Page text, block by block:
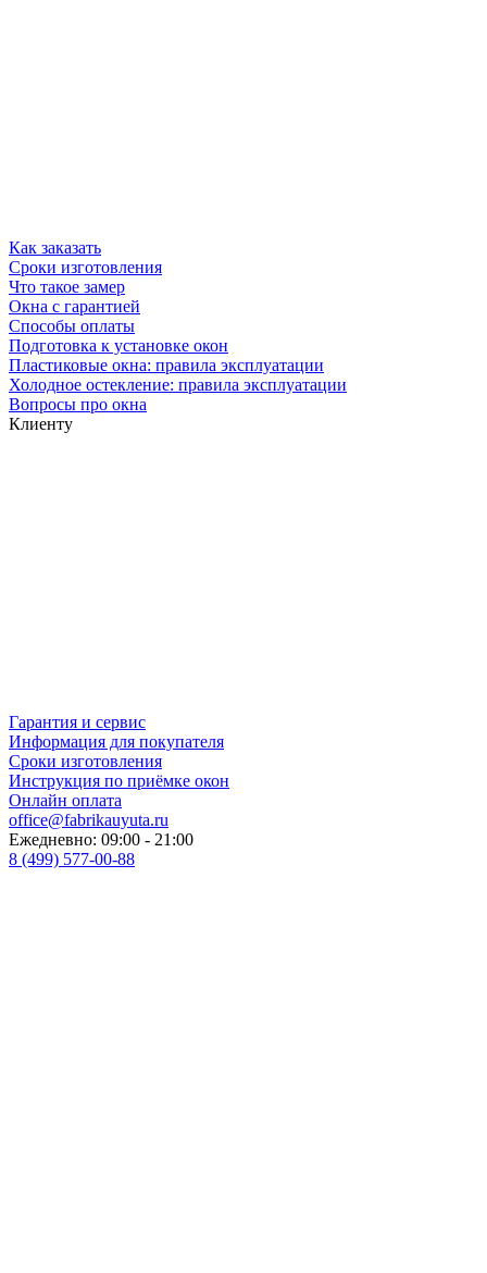
Как заказать
Сроки изготовления
Что такое замер
Окна с гарантией
Способы оплаты
Подготовка к установке окон
Пластиковые окна: правила эксплуатации
Холодное остекление: правила эксплуатации
Вопросы про окна
Клиенту
Гарантия и сервис
Информация для покупателя
Сроки изготовления
Инструкция по приёмке окон
Онлайн оплата
office@fabrikauyuta.ru
Ежедневно: 09:00 - 21:00
8 (499) 577-00-88